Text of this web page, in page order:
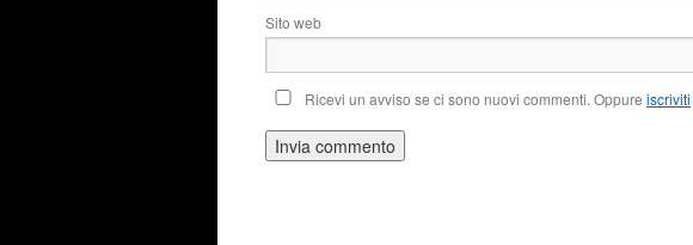
Sito web
Ricevi un avviso se ci sono nuovi commenti. Oppure iscriviti